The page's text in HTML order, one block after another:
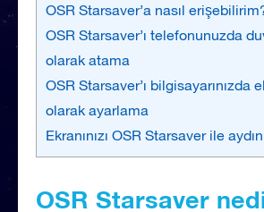
OSR Starsaver’a nasıl
OSR Starsaver’ı telefonunuzda
olarak atama
OSR Starsaver’ı bilgisayarınızda
olarak ayarlama
Ekranınızı OSR Starsaver ile
OSR Starsaver